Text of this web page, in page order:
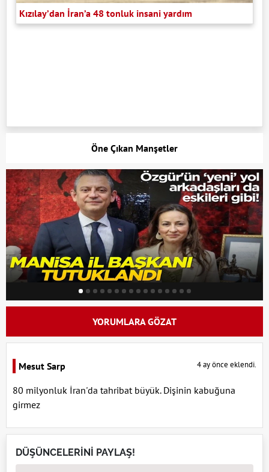
Kızılay’dan İran’a 48 tonluk insani yardım
Öne Çıkan Manşetler
YORUMLARA GÖZAT
Mesut Sarp 4 ay önce eklendi.
80 milyonluk İran'da tahribat büyük. Dişinin kabuğuna
girmez
DÜŞÜNCELERİNİ PAYLAŞ!